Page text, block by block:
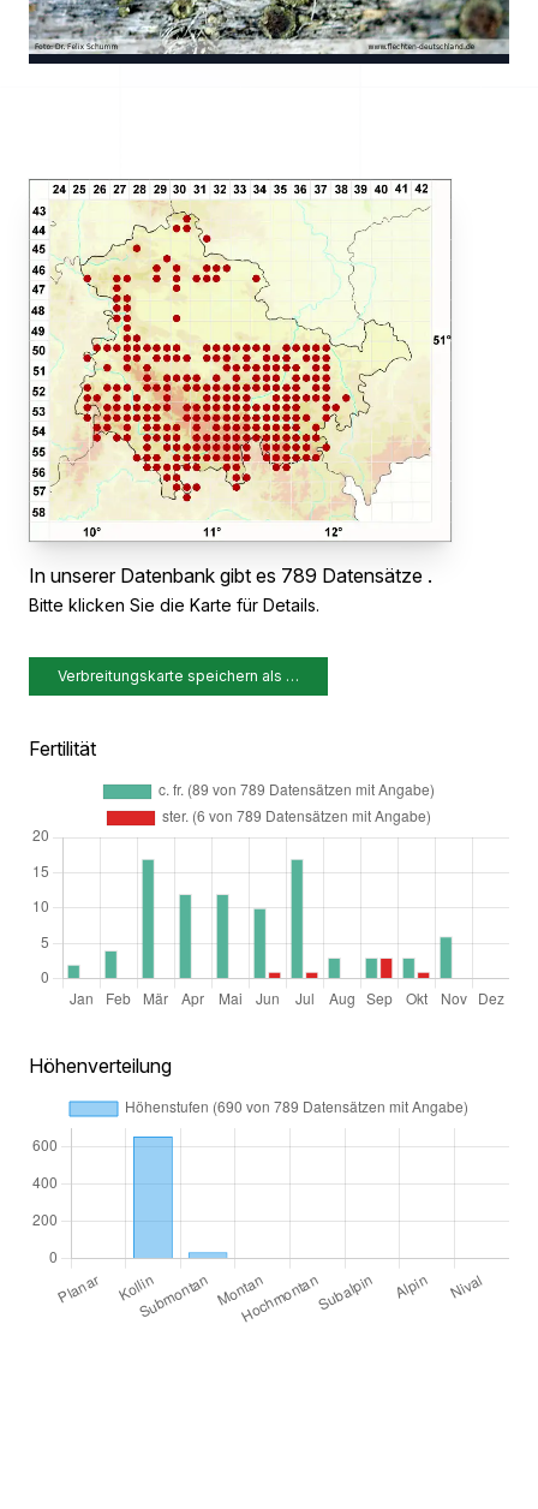
In unserer Datenbank gibt es 789 Datensätze .
Bitte klicken Sie die Karte für Details.
Verbreitungskarte speichern als …
Fertilität
Höhenverteilung